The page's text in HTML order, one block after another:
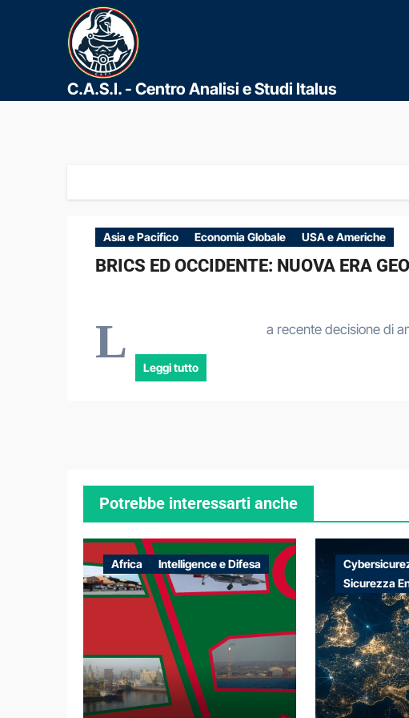
C.A.S.I. - Centro Analisi e Studi Italus
Asia e Pacifico Economia Globale USA e Americhe
BRICS ED OCCIDENTE: NUOVA ERA
L a recente decisione di
Leggi tutto
Potrebbe interessarti anche
Africa Intelligence e Difesa
Sicurezza